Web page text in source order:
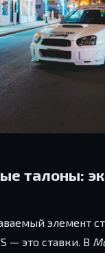
талоны:
элемент
— это ставки. В